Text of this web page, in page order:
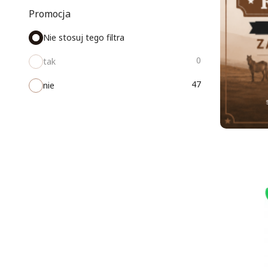
Promocja
Nie stosuj tego filtra
tak 0
nie 47